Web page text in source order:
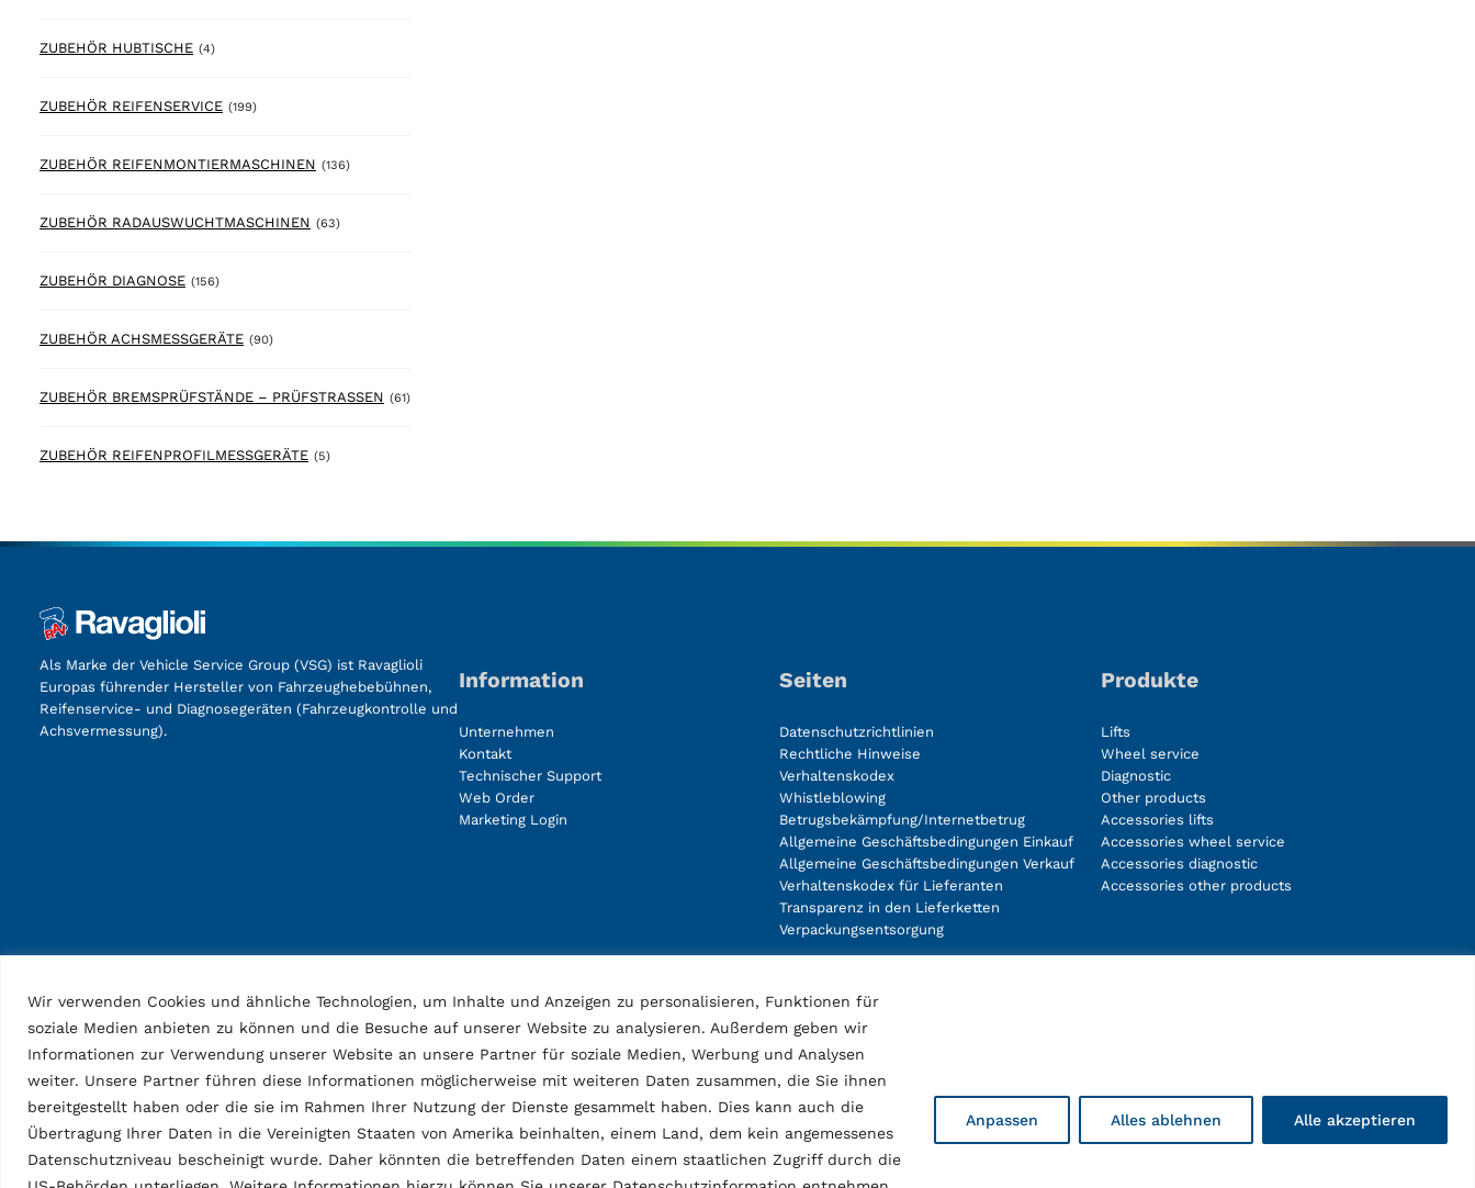
Wir verwenden Cookies und ähnliche Technologien, um Inhalte und Anzeigen zu personalisieren, Funktionen für
soziale Medien anbieten zu können und die Besuche auf unserer Website zu analysieren. Außerdem geben wir
Informationen zur Verwendung unserer Website an unsere Partner für soziale Medien, Werbung und Analysen
weiter. Unsere Partner führen diese Informationen möglicherweise mit weiteren Daten zusammen, die Sie ihnen
bereitgestellt haben oder die sie im Rahmen Ihrer Nutzung der Dienste gesammelt haben. Dies kann auch die
Übertragung Ihrer Daten in die Vereinigten Staaten von Amerika beinhalten, einem Land, dem kein angemessenes
Datenschutzniveau bescheinigt wurde. Daher könnten die betreffenden Daten einem staatlichen Zugriff durch die
Anpassen Alles ablehnen Alle akzeptieren
ZUBEHÖR HUBTISCHE (4)4 products
ZUBEHÖR REIFENSERVICE (199)199 products
ZUBEHÖR REIFENMONTIERMASCHINEN (136)136 products
ZUBEHÖR RADAUSWUCHTMASCHINEN (63)63 products
ZUBEHÖR DIAGNOSE (156)156 products
ZUBEHÖR ACHSMESSGERÄTE (90)90 products
ZUBEHÖR BREMSPRÜFSTÄNDE – PRÜFSTRASSEN (61)61 products
ZUBEHÖR REIFENPROFILMESSGERÄTE (5)5 products
Als Marke der Vehicle Service Group (VSG) ist Ravaglioli
Europas führender Hersteller von Fahrzeughebebühnen,
Reifenservice- und Diagnosegeräten (Fahrzeugkontrolle und
Achsvermessung).
Information
Unternehmen
Kontakt
Technischer Support
Web Order
Marketing Login
Seiten
Datenschutzrichtlinien
Rechtliche Hinweise
Verhaltenskodex
Whistleblowing
Betrugsbekämpfung/Internetbetrug
Allgemeine Geschäftsbedingungen Einkauf
Allgemeine Geschäftsbedingungen Verkauf
Verhaltenskodex für Lieferanten
Transparenz in den Lieferketten
Verpackungsentsorgung
Produkte
Lifts
Wheel service
Diagnostic
Other products
Accessories lifts
Accessories wheel service
Accessories diagnostic
Accessories other products